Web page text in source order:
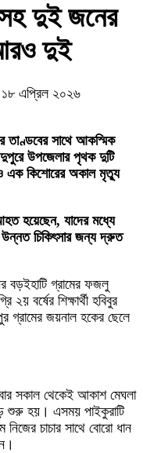
দুই জনের
দুই
এপ্রিল ২০২৬
তাণ্ডবের সাথে আকস্মিক
দুপুরে উপজেলার পৃথক দুটি
ও এক কিশোরের অকাল মৃত্যু
হয়েছেন, যাদের মধ্যে
চিকিৎসার জন্য দ্রুত
বড়ইহাটি গ্রামের ফজলু
বর্ষের শিক্ষার্থী হবিবুর
গ্রামের জয়নাল হকের ছেলে
সকাল থেকেই আকাশ মেঘলা
শুরু হয়। এসময় পাইকুরাটি
নিজের চাচার সাথে বোরো ধান